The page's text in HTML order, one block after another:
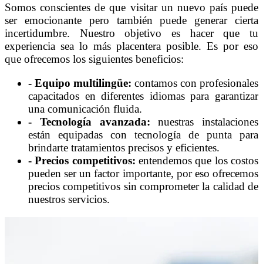
Somos conscientes de que visitar un nuevo país puede
ser emocionante pero también puede generar cierta
incertidumbre. Nuestro objetivo es hacer que tu
experiencia sea lo más placentera posible. Es por eso
que ofrecemos los siguientes beneficios:
- Equipo multilingüe: contamos con profesionales
capacitados en diferentes idiomas para garantizar
una comunicación fluida.
- Tecnología avanzada: nuestras instalaciones
están equipadas con tecnología de punta para
brindarte tratamientos precisos y eficientes.
- Precios competitivos: entendemos que los costos
pueden ser un factor importante, por eso ofrecemos
precios competitivos sin comprometer la calidad de
nuestros servicios.